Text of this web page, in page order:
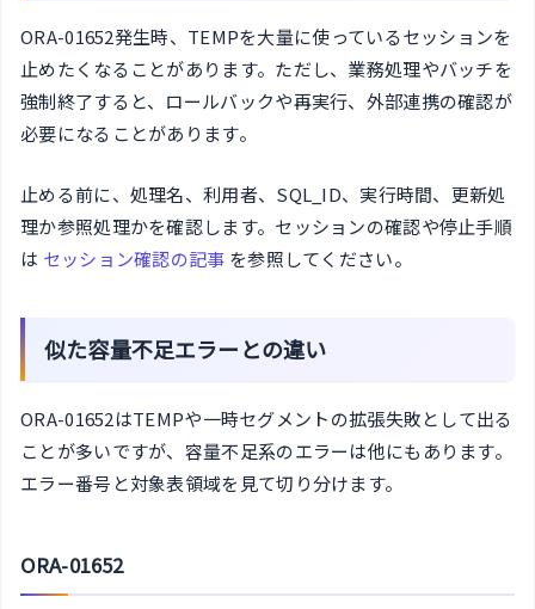
ORA-01652発生時、TEMPを大量に使っているセッションを
止めたくなることがあります。ただし、業務処理やバッチを
強制終了すると、ロールバックや再実行、外部連携の確認が
必要になることがあります。
止める前に、処理名、利用者、SQL_ID、実行時間、更新処
理か参照処理かを確認します。セッションの確認や停止手順
は セッション確認の記事 を参照してください。
似た容量不足エラーとの違い
ORA-01652はTEMPや一時セグメントの拡張失敗として出る
ことが多いですが、容量不足系のエラーは他にもあります。
エラー番号と対象表領域を見て切り分けます。
ORA-01652